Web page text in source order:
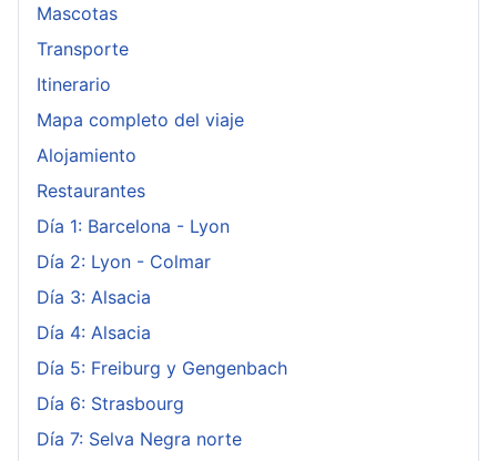
Mascotas
Transporte
Itinerario
Mapa completo del viaje
Alojamiento
Restaurantes
Día 1: Barcelona - Lyon
Día 2: Lyon - Colmar
Día 3: Alsacia
Día 4: Alsacia
Día 5: Freiburg y Gengenbach
Día 6: Strasbourg
Día 7: Selva Negra norte